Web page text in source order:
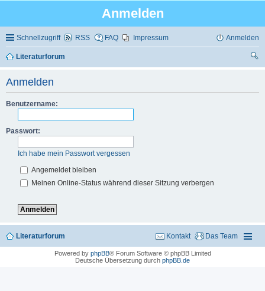
Anmelden
Schnellzugriff RSS FAQ Impressum Anmelden
Literaturforum
Anmelden
Benutzername:
Passwort:
Ich habe mein Passwort vergessen
Angemeldet bleiben
Meinen Online-Status während dieser Sitzung verbergen
Literaturforum Das Team
Kontakt
Powered by phpBB® Forum Software © phpBB Limited
Deutsche Übersetzung durch phpBB.de